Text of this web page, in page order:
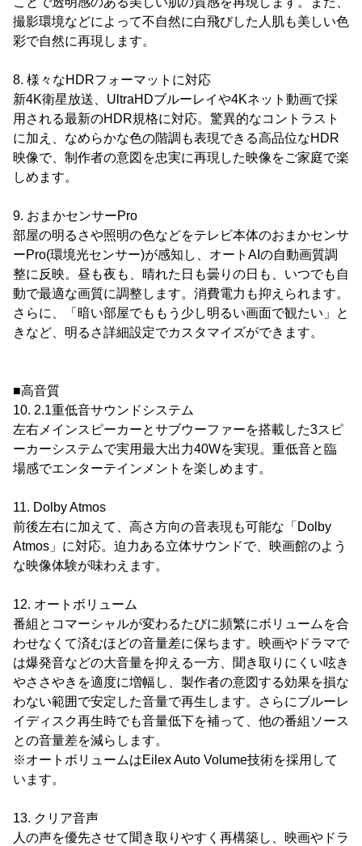
撮影環境などによって不自然に白飛びした人肌も美しい色
彩で自然に再現します。
8. 様々なHDRフォーマットに対応
新4K衛星放送、UltraHDブルーレイや4Kネット動画で採
用される最新のHDR規格に対応。驚異的なコントラスト
に加え、なめらかな色の階調も表現できる高品位なHDR
映像で、制作者の意図を忠実に再現した映像をご家庭で楽
しめます。
9. おまかセンサーPro
部屋の明るさや照明の色などをテレビ本体のおまかセンサ
ーPro(環境光センサー)が感知し、オートAIの自動画質調
整に反映。昼も夜も、晴れた日も曇りの日も、いつでも自
動で最適な画質に調整します。消費電力も抑えられます。
さらに、「暗い部屋でももう少し明るい画面で観たい」と
きなど、明るさ詳細設定でカスタマイズができます。
■高音質
10. 2.1重低音サウンドシステム
左右メインスピーカーとサブウーファーを搭載した3スピ
ーカーシステムで実用最大出力40Wを実現。重低音と臨
場感でエンターテインメントを楽しめます。
11. Dolby Atmos
前後左右に加えて、高さ方向の音表現も可能な「Dolby
Atmos」に対応。迫力ある立体サウンドで、映画館のよう
な映像体験が味わえます。
12. オートボリューム
番組とコマーシャルが変わるたびに頻繁にボリュームを合
わせなくて済むほどの音量差に保ちます。映画やドラマで
は爆発音などの大音量を抑える一方、聞き取りにくい呟き
やささやきを適度に増幅し、製作者の意図する効果を損な
わない範囲で安定した音量で再生します。さらにブルーレ
イディスク再生時でも音量低下を補って、他の番組ソース
との音量差を減らします。
※オートボリュームはEilex Auto Volume技術を採用して
います。
13. クリア音声
人の声を優先させて聞き取りやすく再構築し、映画やドラ